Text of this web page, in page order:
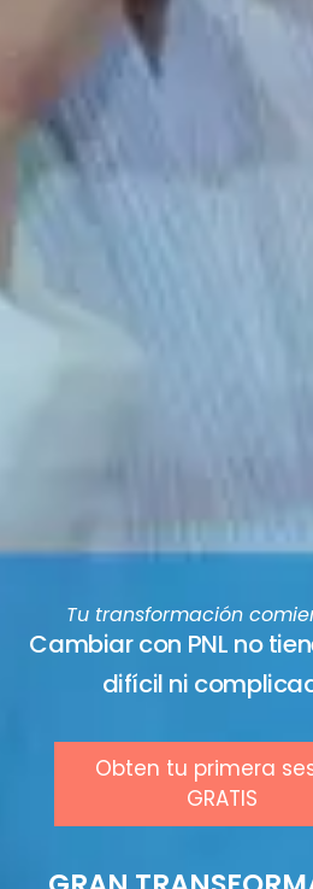
Tu transformación
Cambiar con PNL no
difícil ni
Obten tu primera
GRATIS